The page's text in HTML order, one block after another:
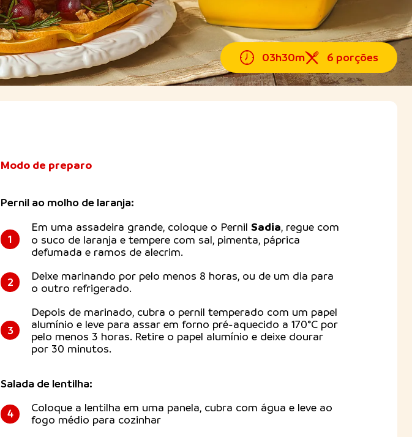
03h30m 6 porções
Modo de preparo
Pernil ao molho de laranja:
1
Em uma assadeira grande, coloque o PernilSadia, regue com
o suco de laranja e tempere com sal, pimenta, páprica
defumada e ramos de alecrim.
2
Deixe marinando por pelo menos 8 horas, ou de um dia para
o outro refrigerado.
3
Depois de marinado, cubra o pernil temperado com um papel
alumínio e leve para assar em forno pré-aquecido a 170°C por
pelo menos 3 horas. Retire o papel alumínio e deixe dourar
por 30 minutos.
Salada de lentilha:
4
Coloque a lentilha em uma panela, cubra com água e leve ao
fogo médio para cozinhar